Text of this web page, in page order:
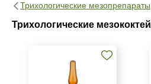
Трихологические мезопрепараты
Трихологические